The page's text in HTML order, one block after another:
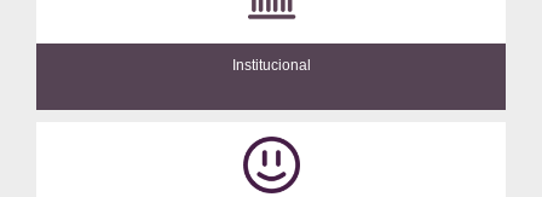
Institucional